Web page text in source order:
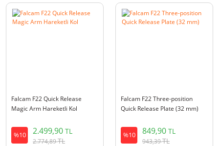
Falcam F22 Quick Release
Magic Arm Hareketli Kol
%10 2.499,90 TL
2.774,89TL
Falcam F22 Three-position
Quick Release Plate (32 mm)
%10 849,90 TL
943,39TL